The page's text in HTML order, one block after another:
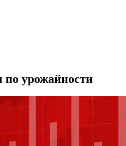
по урожайности